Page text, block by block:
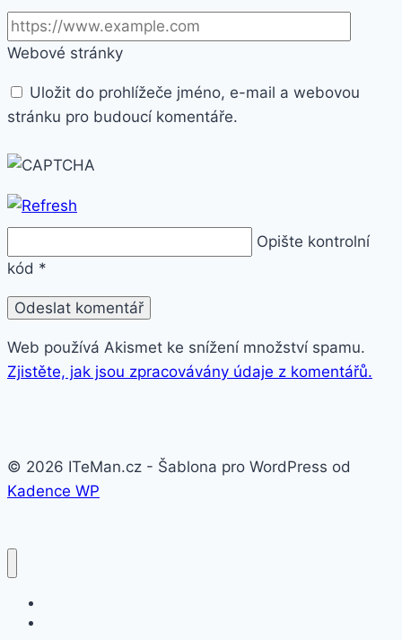
Webové stránky
Uložit do prohlížeče jméno, e-mail a webovou
stránku pro budoucí komentáře.
Opište kontrolní
kód *
Web používá Akismet ke snížení množství spamu.
Zjistěte, jak jsou zpracovávány údaje z komentářů.
© 2026 ITeMan.cz - Šablona pro WordPress od
Kadence WP